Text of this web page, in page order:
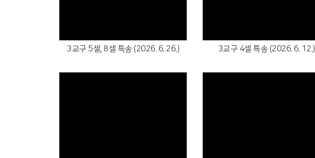
3교구 5셀, 8셀 특송 (2026. 6. 26.) 3교구 4셀 특송 (2026. 6. 12.)